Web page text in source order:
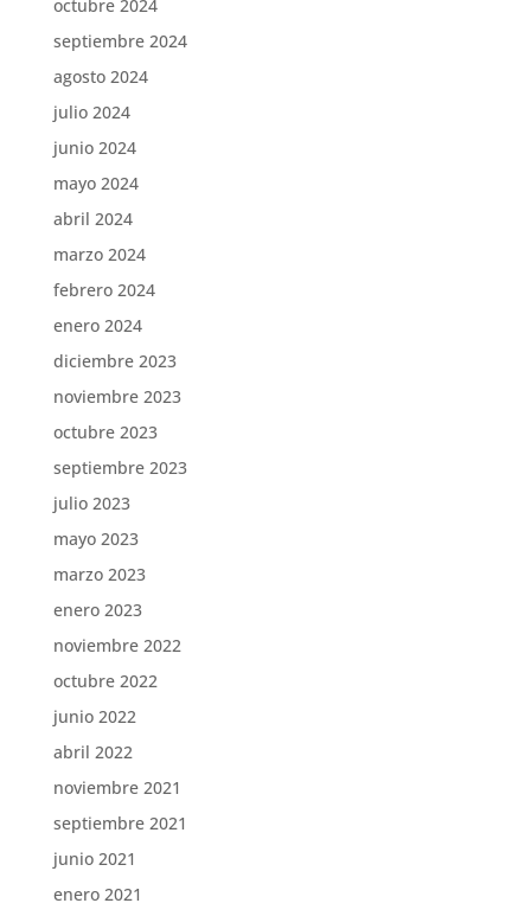
octubre 2024
septiembre 2024
agosto 2024
julio 2024
junio 2024
mayo 2024
abril 2024
marzo 2024
febrero 2024
enero 2024
diciembre 2023
noviembre 2023
octubre 2023
septiembre 2023
julio 2023
mayo 2023
marzo 2023
enero 2023
noviembre 2022
octubre 2022
junio 2022
abril 2022
noviembre 2021
septiembre 2021
junio 2021
enero 2021